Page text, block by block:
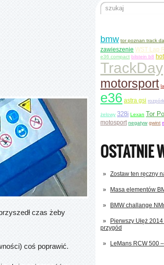
bmw tor poznan track
zawieszenie WST Lap
e36 compact bilstein b8
TrackDay
motorsport
e36 astra gsi
żelowy 328i Lexan Tor
motosport negatyw gwint
OSTATNIE
Zostaw ten ręczny na
Masa elementów
BMW challange
Pierwszy Ułęż
przygód
LeMans RCW 500
czas żeby
coś poprawić.